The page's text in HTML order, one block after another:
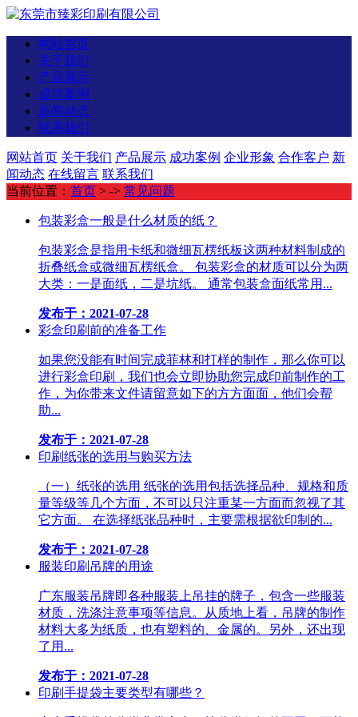
网站首页
关于我们
产品展示
成功案例
新闻动态
联系我们
网站首页 关于我们 产品展示 成功案例 企业形象 合作客户 新
闻动态 在线留言 联系我们
当前位置： 首页 > -> 常见问题
包装彩盒一般是什么材质的纸？
包装彩盒是指用卡纸和微细瓦楞纸板这两种材料制成的
折叠纸盒或微细瓦楞纸盒。 包装彩盒的材质可以分为两
大类：一是面纸，二是坑纸。 通常包装盒面纸常用...
发布于：2021-07-28
彩盒印刷前的准备工作
如果您没能有时间完成菲林和打样的制作，那么你可以
进行彩盒印刷，我们也会立即协助您完成印前制作的工
作，为你带来文件请留意如下的方方面面，他们会帮
助...
发布于：2021-07-28
印刷纸张的选用与购买方法
（一）纸张的选用 纸张的选用包括选择品种、规格和质
量等级等几个方面，不可以只注重某一方面而忽视了其
它方面。 在选择纸张品种时，主要需根据欲印制的...
发布于：2021-07-28
服装印刷吊牌的用途
广东服装吊牌即各种服装上吊挂的牌子，包含一些服装
材质，洗涤注意事项等信息。从质地上看，吊牌的制作
材料大多为纸质，也有塑料的、金属的。另外，还出现
了用...
发布于：2021-07-28
印刷手提袋主要类型有哪些？